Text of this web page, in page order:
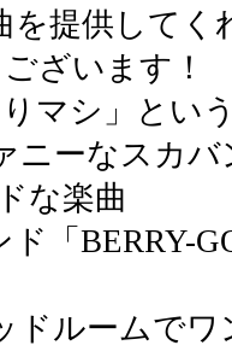
を提供して
ざいます！
マシ」とい
ニーなスカバ
な楽曲
ド「BERRY-
ドルームで